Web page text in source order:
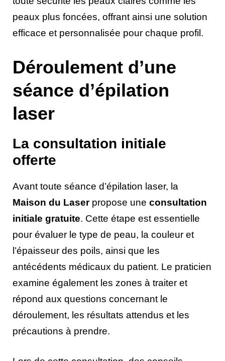
peaux plus foncées, offrant ainsi une solution
efficace et personnalisée pour chaque profil.
Déroulement d’une
séance d’épilation
laser
La consultation initiale
offerte
Avant toute séance d’épilation laser, la
Maison du Laserpropose une consultation
initiale gratuite. Cette étape est essentielle
pour évaluer le type de peau, la couleur et
l’épaisseur des poils, ainsi que les
antécédents médicaux du patient. Le praticien
examine également les zones à traiter et
répond aux questions concernant le
déroulement, les résultats attendus et les
précautions à prendre.